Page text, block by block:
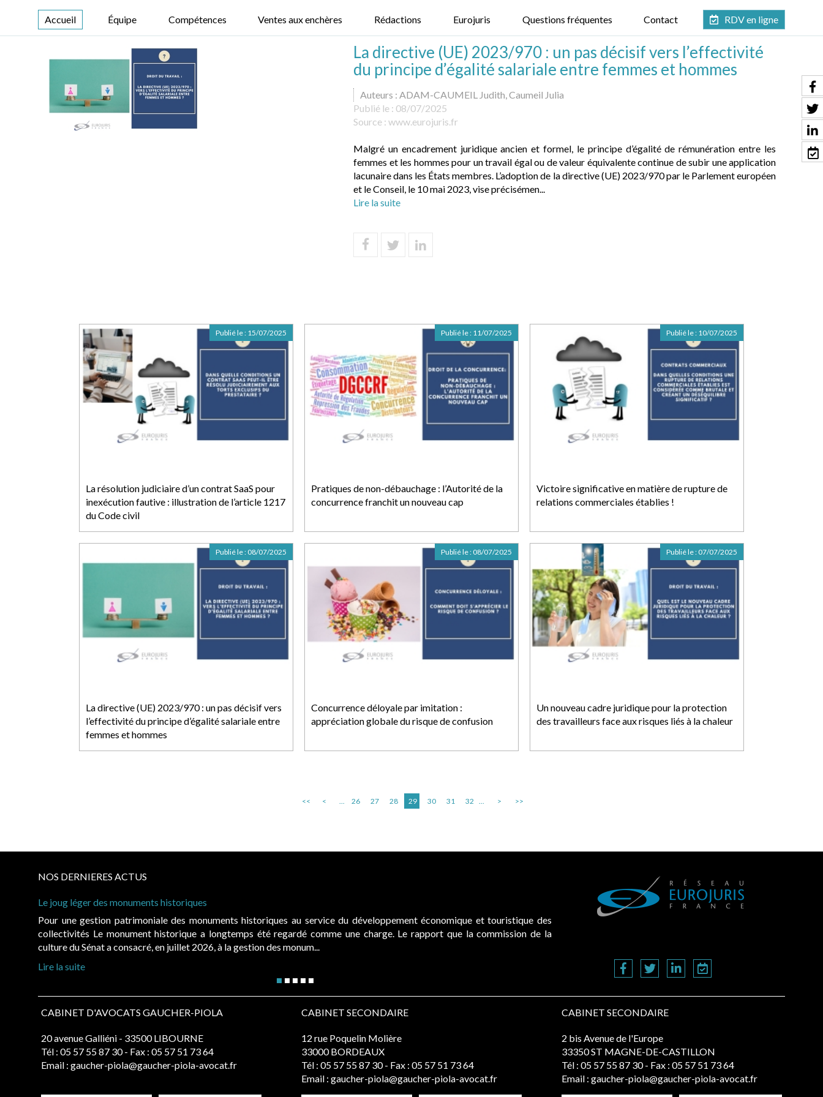
Accueil Équipe Compétences Ventes aux enchères Rédactions Eurojuris Questions fréquentes Contact RDV en ligne
La directive (UE) 2023/970 : un pas décisif vers l’effectivité
du principe d’égalité salariale entre femmes et hommes
Auteurs : ADAM-CAUMEIL Judith, Caumeil Julia
Publié le : 08/07/2025
Source : www.eurojuris.fr
Malgré un encadrement juridique ancien et formel, le principe d’égalité de rémunération entre les
femmes et les hommes pour un travail égal ou de valeur équivalente continue de subir une application
lacunaire dans les États membres. L’adoption de la directive (UE) 2023/970 par le Parlement européen
et le Conseil, le 10 mai 2023, vise précisémen...
Lire la suite
La résolution judiciaire d’un contrat SaaS pour
inexécution fautive : illustration de l’article 1217
du Code civil
Publié le : 15/07/2025
Pratiques de non-débauchage : l’Autorité de la
concurrence franchit un nouveau cap
Publié le : 11/07/2025
Victoire significative en matière de rupture de
relations commerciales établies !
Publié le : 10/07/2025
La directive (UE) 2023/970 : un pas décisif vers
l’effectivité du principe d’égalité salariale entre
femmes et hommes
Publié le : 08/07/2025
Concurrence déloyale par imitation :
appréciation globale du risque de confusion
Publié le : 08/07/2025
Un nouveau cadre juridique pour la protection
des travailleurs face aux risques liés à la chaleur
Publié le : 07/07/2025
<< < ... 26 27 28 29 30 31 32 ... > >>
NOS DERNIERES ACTUS
Le joug léger des monuments historiques
Pour une gestion patrimoniale des monuments historiques au service du développement économique et touristique des
collectivités Le monument historique a longtemps été regardé comme une charge. Le rapport que la commission de la
culture du Sénat a consacré, en juillet 2026, à la gestion des monum...
Lire la suite
CABINET D'AVOCATS GAUCHER-PIOLA
20 avenue Galliéni - 33500 LIBOURNE
Tél : 05 57 55 87 30 - Fax : 05 57 51 73 64
Email : gaucher-piola@gaucher-piola-avocat.fr
CABINET SECONDAIRE
12 rue Poquelin Molière
33000 BORDEAUX
Tél : 05 57 55 87 30 - Fax : 05 57 51 73 64
Email : gaucher-piola@gaucher-piola-avocat.fr
CABINET SECONDAIRE
2 bis Avenue de l'Europe
33350 ST MAGNE-DE-CASTILLON
Tél : 05 57 55 87 30 - Fax : 05 57 51 73 64
Email : gaucher-piola@gaucher-piola-avocat.fr